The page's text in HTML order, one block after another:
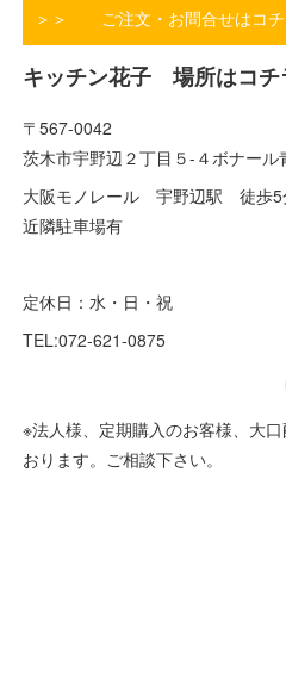
＞＞ ご注文・お問合せはコチ
キッチン花子 場所はコチ
〒567-0042
茨木市宇野辺２丁目５-４ボナール
大阪モノレール 宇野辺駅 徒歩5
近隣駐車場有
定休日：水・日・祝
TEL:072-621-0875
※法人様、定期購入のお客様、大
おります。ご相談下さい。